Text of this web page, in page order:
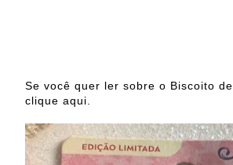
Se você quer ler sobre o Biscoito de
clique aqui.